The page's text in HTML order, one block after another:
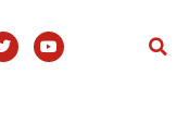
T
w
i
Y
o
u